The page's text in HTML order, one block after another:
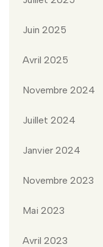
Juin 2025
Avril 2025
Novembre 2024
Juillet 2024
Janvier 2024
Novembre 2023
Mai 2023
Avril 2023